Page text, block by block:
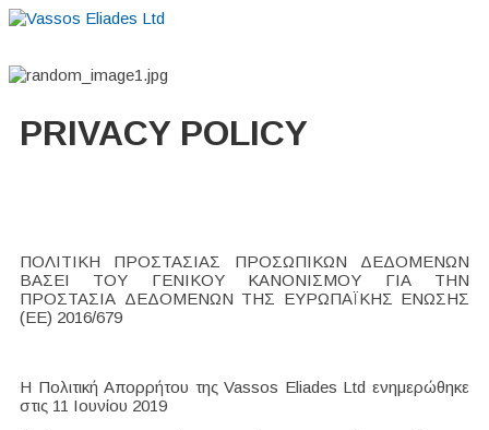
PRIVACY POLICY
ΠΟΛΙΤΙΚΗ ΠΡΟΣΤΑΣΙΑΣ ΠΡΟΣΩΠΙΚΩΝ ΔΕΔΟΜΕΝΩΝ
ΒΑΣΕΙ ΤΟΥ ΓΕΝΙΚΟΥ ΚΑΝΟΝΙΣΜΟΥ ΓΙΑ ΤΗΝ
ΠΡΟΣΤΑΣΙΑ ΔΕΔΟΜΕΝΩΝ ΤΗΣ ΕΥΡΩΠΑΪΚΗΣ ΕΝΩΣΗΣ
(ΕΕ) 2016/679
Η Πολιτική Απορρήτου της Vassos Eliades Ltd ενημερώθηκε
στις 11 Ιουνίου 2019